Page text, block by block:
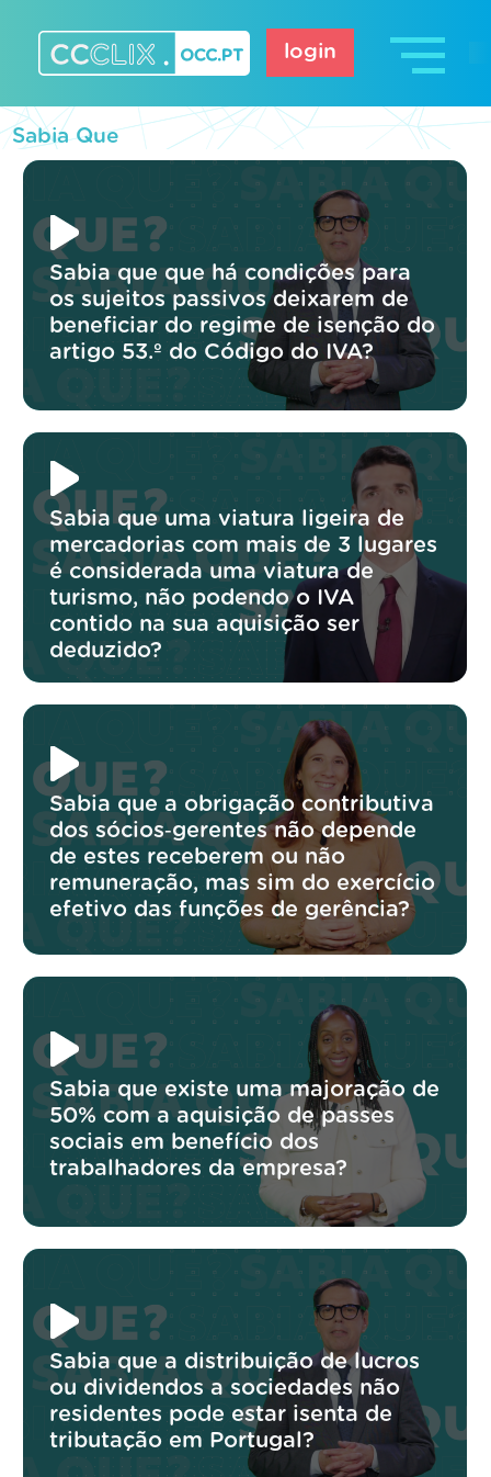
content
login
Sabia Que
Sabia que que há condições para
os sujeitos passivos deixarem de
beneficiar do regime de isenção do
artigo 53.º do Código do IVA?
Sabia que uma viatura ligeira de
mercadorias com mais de 3 lugares
é considerada uma viatura de
turismo, não podendo o IVA
contido na sua aquisição ser
deduzido?
Sabia que a obrigação contributiva
dos sócios‑gerentes não depende
de estes receberem ou não
remuneração, mas sim do exercício
efetivo das funções de gerência?
Sabia que existe uma majoração de
50% com a aquisição de passes
sociais em benefício dos
trabalhadores da empresa?
Sabia que a distribuição de lucros
ou dividendos a sociedades não
residentes pode estar isenta de
tributação em Portugal?